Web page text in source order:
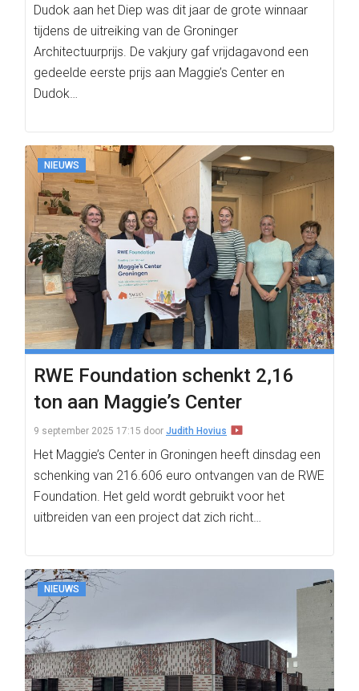
Dudok aan het Diep was dit jaar de grote winnaar
tijdens de uitreiking van de Groninger
Architectuurprijs. De vakjury gaf vrijdagavond een
gedeelde eerste prijs aan Maggie’s Center en
Dudok…
NIEUWS
RWE Foundation schenkt 2,16
ton aan Maggie’s Center
9 september 2025 17:15 door Judith Hovius
Het Maggie’s Center in Groningen heeft dinsdag een
schenking van 216.606 euro ontvangen van de RWE
Foundation. Het geld wordt gebruikt voor het
uitbreiden van een project dat zich richt…
NIEUWS